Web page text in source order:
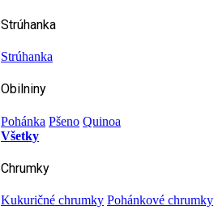
Strúhanka
Strúhanka
Obilniny
Pohánka Pšeno Quinoa
Všetky
Chrumky
Kukuričné chrumky Pohánkové chrumky